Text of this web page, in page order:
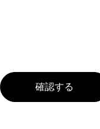
確認する